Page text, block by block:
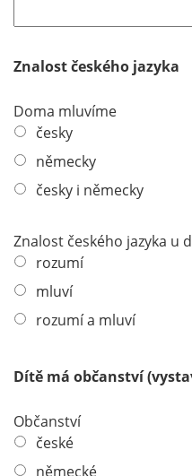
d t
e
d
c
d
Znalost českého jazyka
Doma mluvíme
česky
německy
česky i německy
Znalost českého jazyka u
rozumí
mluví
rozumí a mluví
Dítě má občanství
Občanství
české
německé